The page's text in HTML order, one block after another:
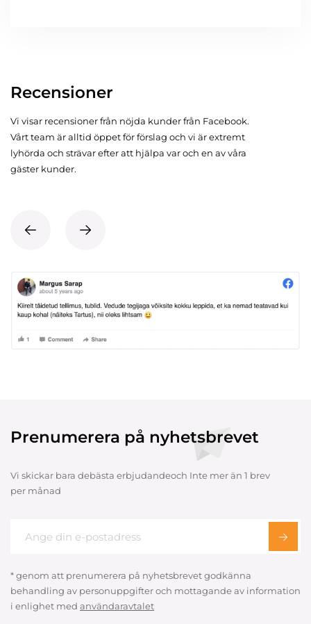
Recensioner
Vi visar recensioner från nöjda kunder från Facebook.
Vårt team är alltid öppet för förslag och vi är extremt
lyhörda och strävar efter att hjälpa var och en av våra
gäster kunder.
Prenumerera på nyhetsbrevet
Vi skickar bara debästa erbjudandeoch Inte mer än 1 brev
per månad
* genom att prenumerera på nyhetsbrevet godkänna
behandling av personuppgifter och mottagande av information
i enlighet med användaravtalet